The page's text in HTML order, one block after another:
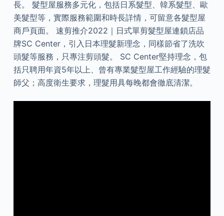
長。 髮型屋服務多元化，包括日系髮型、韓系髮型、歐
美髮型等，實際服務範圍和時長詳情，可留意各髮型屋
商戶頁面。 速剪推介2022｜日式單剪髮型屋連鎖店品
牌SC Center，引入日本理髮新理念，同樣節省了洗吹
頭髮等服務，只專注剪頭髮。 SC Center堅持理念，包
括只聘用年資5年以上、曾有專業髮型屋工作經驗的理髮
師父；高度衛生要求，理髮用具每晚都會徹底清潔。